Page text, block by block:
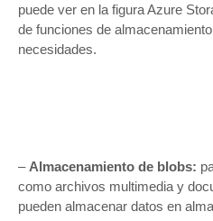
puede ver en la figura Azure
de funciones de
necesidades.
– Almacenamiento de blobs:
como archivos multimedia y
pueden almacenar datos en